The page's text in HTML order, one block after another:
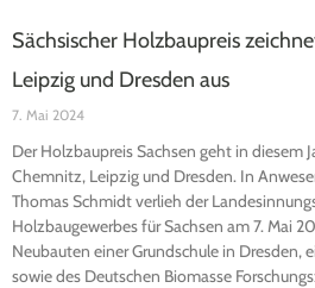
Sächsischer Holzbaupreis
Leipzig und Dresden aus
7. Mai 2024
Der Holzbaupreis Sachsen geht in diesem
Chemnitz, Leipzig und Dresden. In
Thomas Schmidt verlieh der
Holzbaugewerbes für Sachsen am 7. Mai
Neubauten einer Grundschule in Dresden,
sowie des Deutschen Biomasse